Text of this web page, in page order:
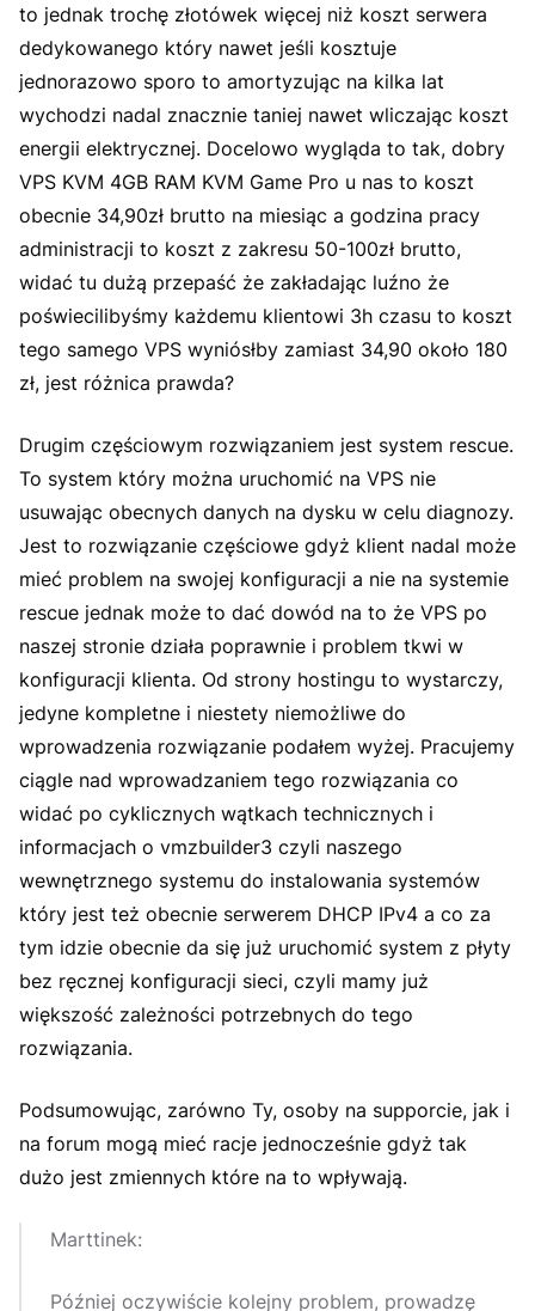
to jednak trochę złotówek więcej niż koszt serwera
dedykowanego który nawet jeśli kosztuje
jednorazowo sporo to amortyzując na kilka lat
wychodzi nadal znacznie taniej nawet wliczając koszt
energii elektrycznej. Docelowo wygląda to tak, dobry
VPS KVM 4GB RAM KVM Game Pro u nas to koszt
obecnie 34,90zł brutto na miesiąc a godzina pracy
administracji to koszt z zakresu 50-100zł brutto,
widać tu dużą przepaść że zakładając luźno że
poświecilibyśmy każdemu klientowi 3h czasu to koszt
tego samego VPS wyniósłby zamiast 34,90 około 180
zł, jest różnica prawda?
Drugim częściowym rozwiązaniem jest system rescue.
To system który można uruchomić na VPS nie
usuwając obecnych danych na dysku w celu diagnozy.
Jest to rozwiązanie częściowe gdyż klient nadal może
mieć problem na swojej konfiguracji a nie na systemie
rescue jednak może to dać dowód na to że VPS po
naszej stronie działa poprawnie i problem tkwi w
konfiguracji klienta. Od strony hostingu to wystarczy,
jedyne kompletne i niestety niemożliwe do
wprowadzenia rozwiązanie podałem wyżej. Pracujemy
ciągle nad wprowadzaniem tego rozwiązania co
widać po cyklicznych wątkach technicznych i
informacjach o vmzbuilder3 czyli naszego
wewnętrznego systemu do instalowania systemów
który jest też obecnie serwerem DHCP IPv4 a co za
tym idzie obecnie da się już uruchomić system z płyty
bez ręcznej konfiguracji sieci, czyli mamy już
większość zależności potrzebnych do tego
rozwiązania.
Podsumowując, zarówno Ty, osoby na supporcie, jak i
na forum mogą mieć racje jednocześnie gdyż tak
dużo jest zmiennych które na to wpływają.
Marttinek:
Później oczywiście kolejny problem, prowadzę